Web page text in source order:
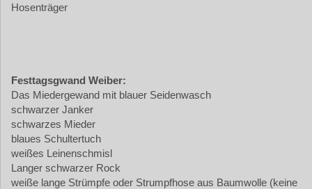
Hosenträger
Festtagsgwand Weiber:
Das Miedergewand mit blauer Seidenwasch
schwarzer Janker
schwarzes Mieder
blaues Schultertuch
weißes Leinenschmisl
Langer schwarzer Rock
weiße lange Strümpfe oder Strumpfhose aus Baumwolle (keine